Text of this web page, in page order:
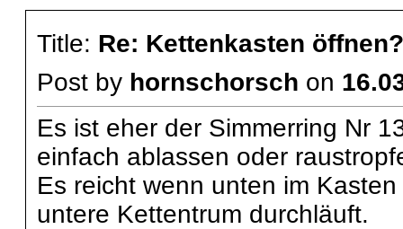
Title: Re: Kettenkasten öffnen?
Post by hornschorsch on
Es ist eher der Simmerring Nr
einfach ablassen oder
Es reicht wenn unten im
untere Kettentrum durchläuft.